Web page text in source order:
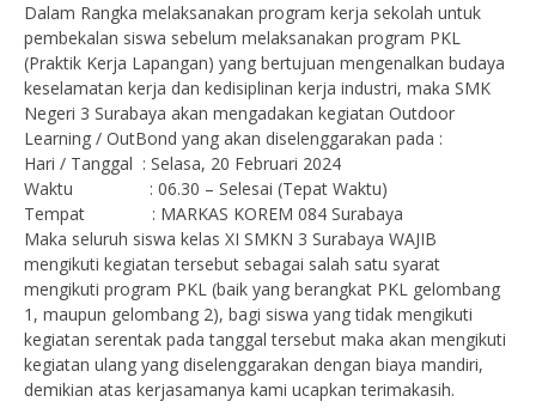
Dalam Rangka melaksanakan program kerja sekolah untuk
pembekalan siswa sebelum melaksanakan program PKL
(Praktik Kerja Lapangan) yang bertujuan mengenalkan budaya
keselamatan kerja dan kedisiplinan kerja industri, maka SMK
Negeri 3 Surabaya akan mengadakan kegiatan Outdoor
Learning / OutBond yang akan diselenggarakan pada :
Hari / Tanggal : Selasa, 20 Februari 2024
Waktu : 06.30 – Selesai (Tepat Waktu)
Tempat : MARKAS KOREM 084 Surabaya
Maka seluruh siswa kelas XI SMKN 3 Surabaya WAJIB
mengikuti kegiatan tersebut sebagai salah satu syarat
mengikuti program PKL (baik yang berangkat PKL gelombang
1, maupun gelombang 2), bagi siswa yang tidak mengikuti
kegiatan serentak pada tanggal tersebut maka akan mengikuti
kegiatan ulang yang diselenggarakan dengan biaya mandiri,
demikian atas kerjasamanya kami ucapkan terimakasih.